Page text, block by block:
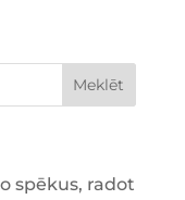
spēkus, radot